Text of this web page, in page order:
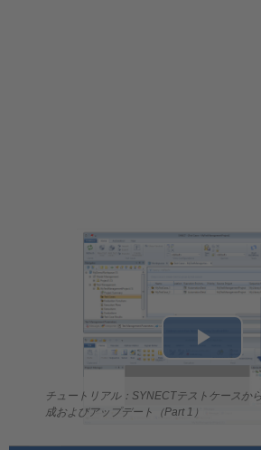
Play
チュートリアル：SYNECTテストケースか
成およびアップデート（Part 1）